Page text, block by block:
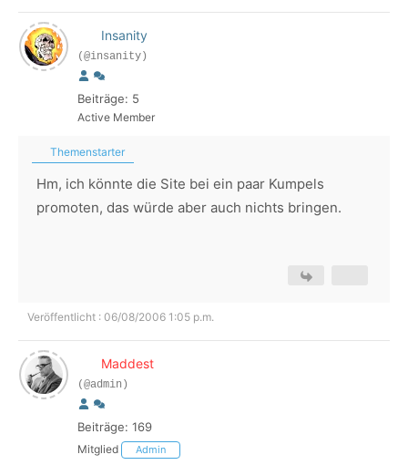
Insanity
(@insanity)
Beiträge: 5
Active Member
Themenstarter
Hm, ich könnte die Site bei ein paar Kumpels
promoten, das würde aber auch nichts bringen.
Veröffentlicht : 06/08/2006 1:05 p.m.
Maddest
(@admin)
Beiträge: 169
Mitglied Admin